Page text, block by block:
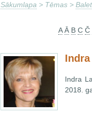
Sākumlapa > Tēmas >
A Ā B C Č
Indra
2018.